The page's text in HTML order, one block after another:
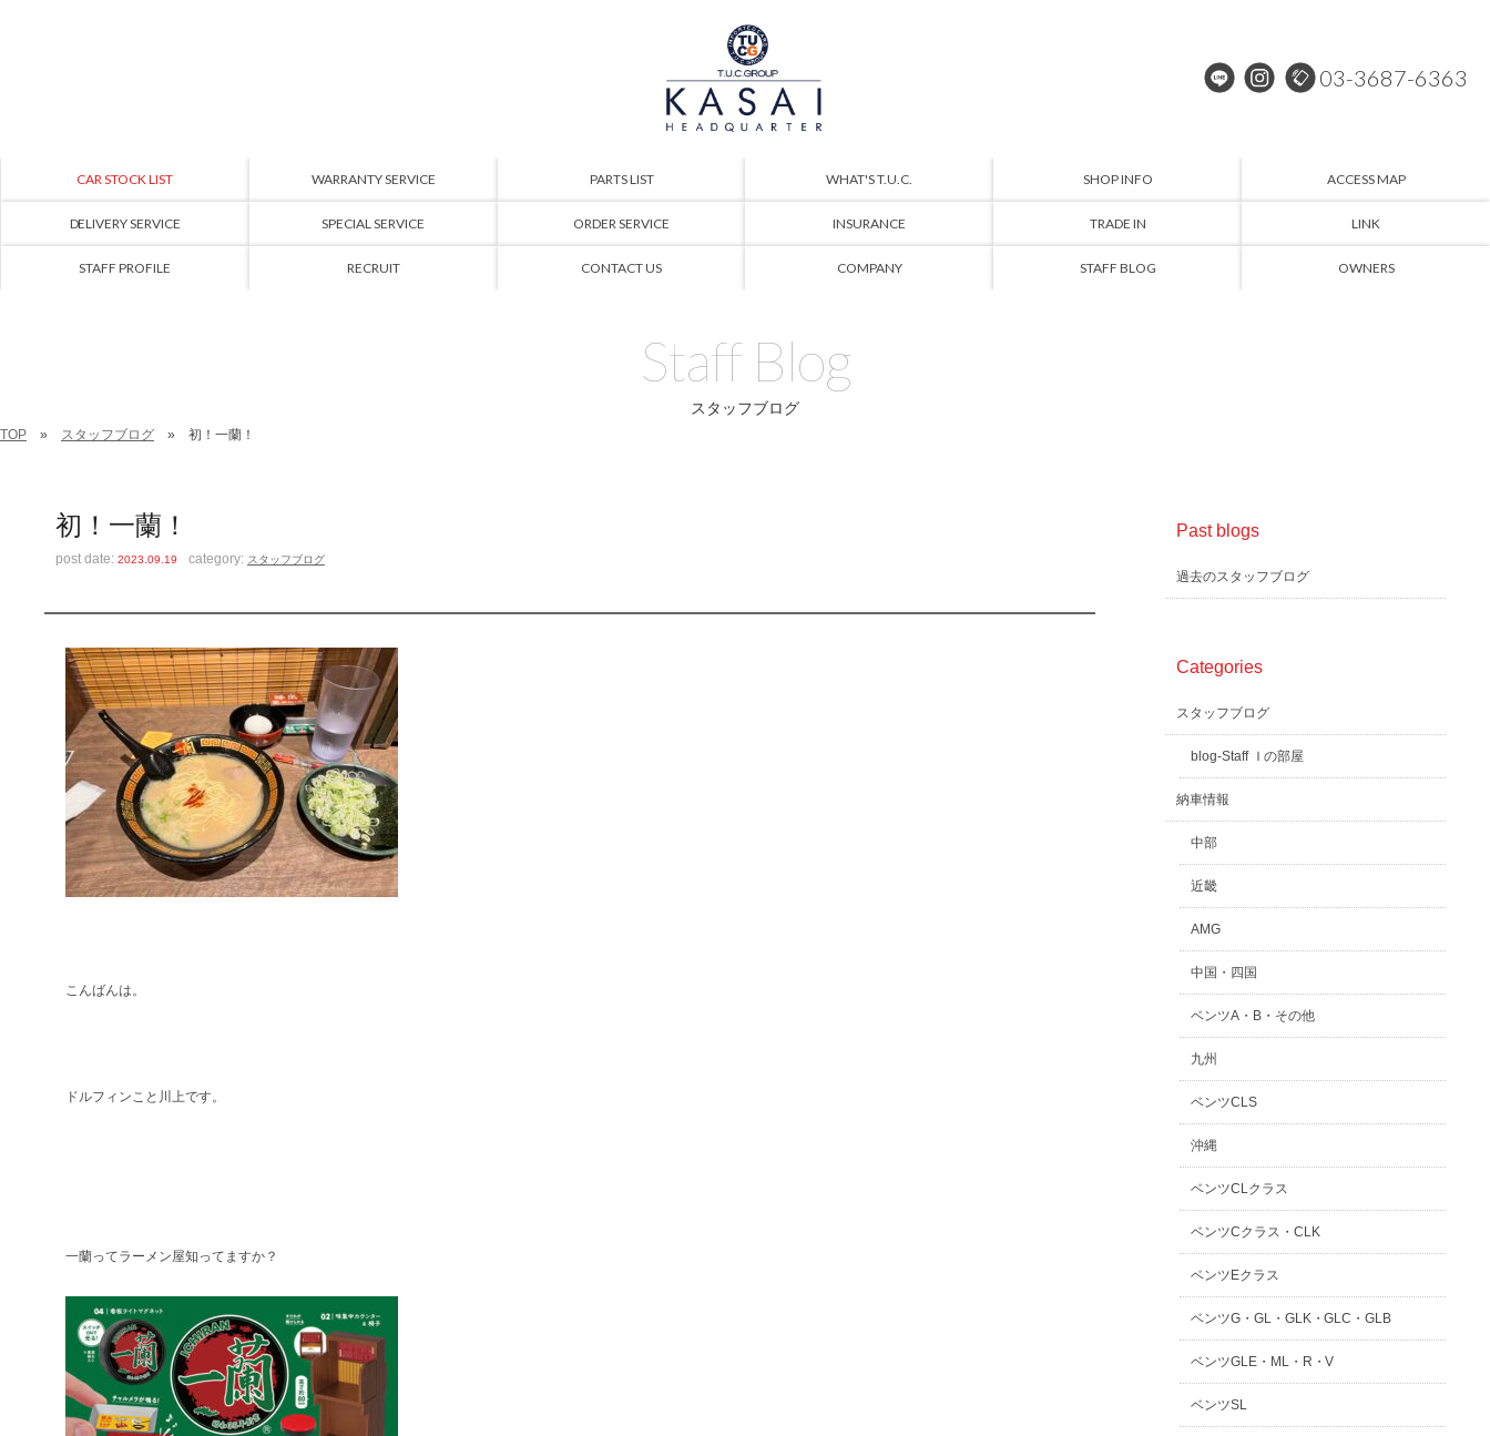
03-3687-6363
CAR STOCK LIST WARRANTY SERVICE PARTS LIST WHAT'S T.U.C. SHOP INFO ACCESS MAP
DELIVERY SERVICE SPECIAL SERVICE ORDER SERVICE INSURANCE TRADE IN LINK
STAFF PROFILE RECRUIT CONTACT US COMPANY STAFF BLOG OWNERS
Staff Blog
スタッフブログ
TOP スタッフブログ 初！一蘭！
初！一蘭！
post date:2023.09.19 category: スタッフブログ
こんばんは。
ドルフィンこと川上です。
一蘭ってラーメン屋知ってますか？
Past blogs
過去のスタッフブログ
Categories
スタッフブログ
blog-Staff Ｉの部屋
納車情報
中部
近畿
AMG
中国・四国
ベンツA・B・その他
九州
ベンツCLS
沖縄
ベンツCLクラス
ベンツCクラス・CLK
ベンツEクラス
ベンツG・GL・GLK・GLC・GLB
ベンツGLE・ML・R・V
ベンツSL